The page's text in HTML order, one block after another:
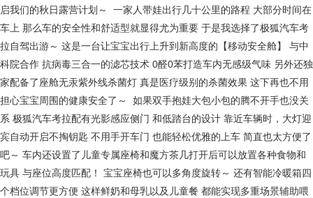
启我们的秋日露营计划～ 一家人带娃出行几十公里的路程 大部分时间在
车上 那么车的安全性和舒适型就显得尤为重要 于是我选择了极狐汽车考
拉自驾出游～ 这是一台让宝宝出行上升到新高度的【移动安全舱】 与中
科院合作 抗病毒三合一的滤芯技术 0醛0苯打造车内无感级气味 另外还独
家配备了座舱无汞紫外线杀菌灯 真是医疗级别的杀菌效果 这下再也不用
担心宝宝周围的健康安全了～ 如果双手抱娃大包小包的腾不开手也没关
系 极狐汽车考拉配有光影感应侧门 和低踏台的设计 靠近车辆时，大灯迎
宾自动开启不掏钥匙 不用手开车门 也能轻松优雅的上车 简直也太方便了
吧～ 车内还设置了儿童专属座椅和魔方茶几打开后可以放置各种食物和
玩具 与座位高度匹配！ 宝宝座椅也可以多角度旋转～ 还有智能冷暖箱四
个档位调节更方便 这样鲜奶和母乳以及儿童餐 都能实现多重场景辅助喂